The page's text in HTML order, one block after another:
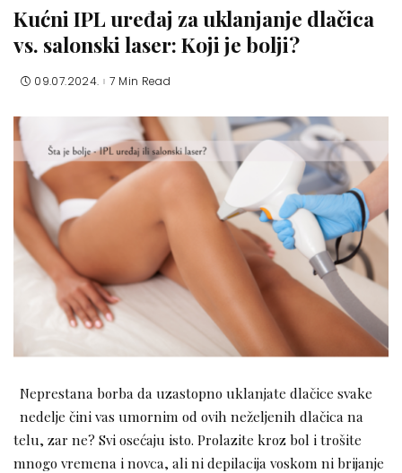
Kućni IPL uređaj za uklanjanje dlačica
vs. salonski laser: Koji je bolji?
09.07.2024. 7 Min Read
Neprestana borba da uzastopno uklanjate dlačice svake
nedelje čini vas umornim od ovih neželjenih dlačica na
telu, zar ne? Svi osećaju isto. Prolazite kroz bol i trošite
mnogo vremena i novca, ali ni depilacija voskom ni brijanje